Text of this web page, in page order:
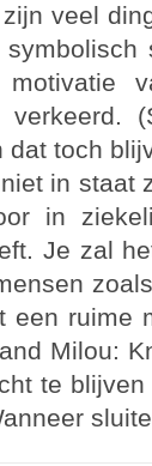
veel
verkeerd.
dat toch
in staat
in
Je zal
een ruime
Milou:
te